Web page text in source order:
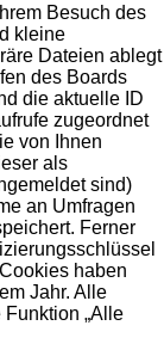
Besuch des
kleine
Dateien ablegt
des Boards
die aktuelle ID
zugeordnet
von Ihnen
als
sind)
an Umfragen
Ferner
haben
Jahr. Alle
„Alle